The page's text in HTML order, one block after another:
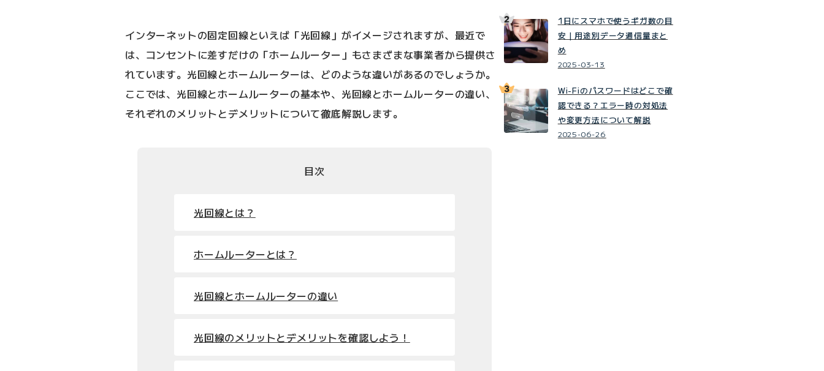
インターネットの固定回線といえば「光回線」がイメージされますが、最近で
は、コンセントに差すだけの「ホームルーター」もさまざまな事業者から提供さ
れています。光回線とホームルーターは、どのような違いがあるのでしょうか。
ここでは、光回線とホームルーターの基本や、光回線とホームルーターの違い、
それぞれのメリットとデメリットについて徹底解説します。
目次
光回線とは？
ホームルーターとは？
光回線とホームルーターの違い
光回線のメリットとデメリットを確認しよう！
1日にスマホで使うギガ数の目
安｜用途別データ通信量まと
め
2025-03-13
Wi-Fiのパスワードはどこで確
認できる？エラー時の対処法
や変更方法について解説
2025-06-26